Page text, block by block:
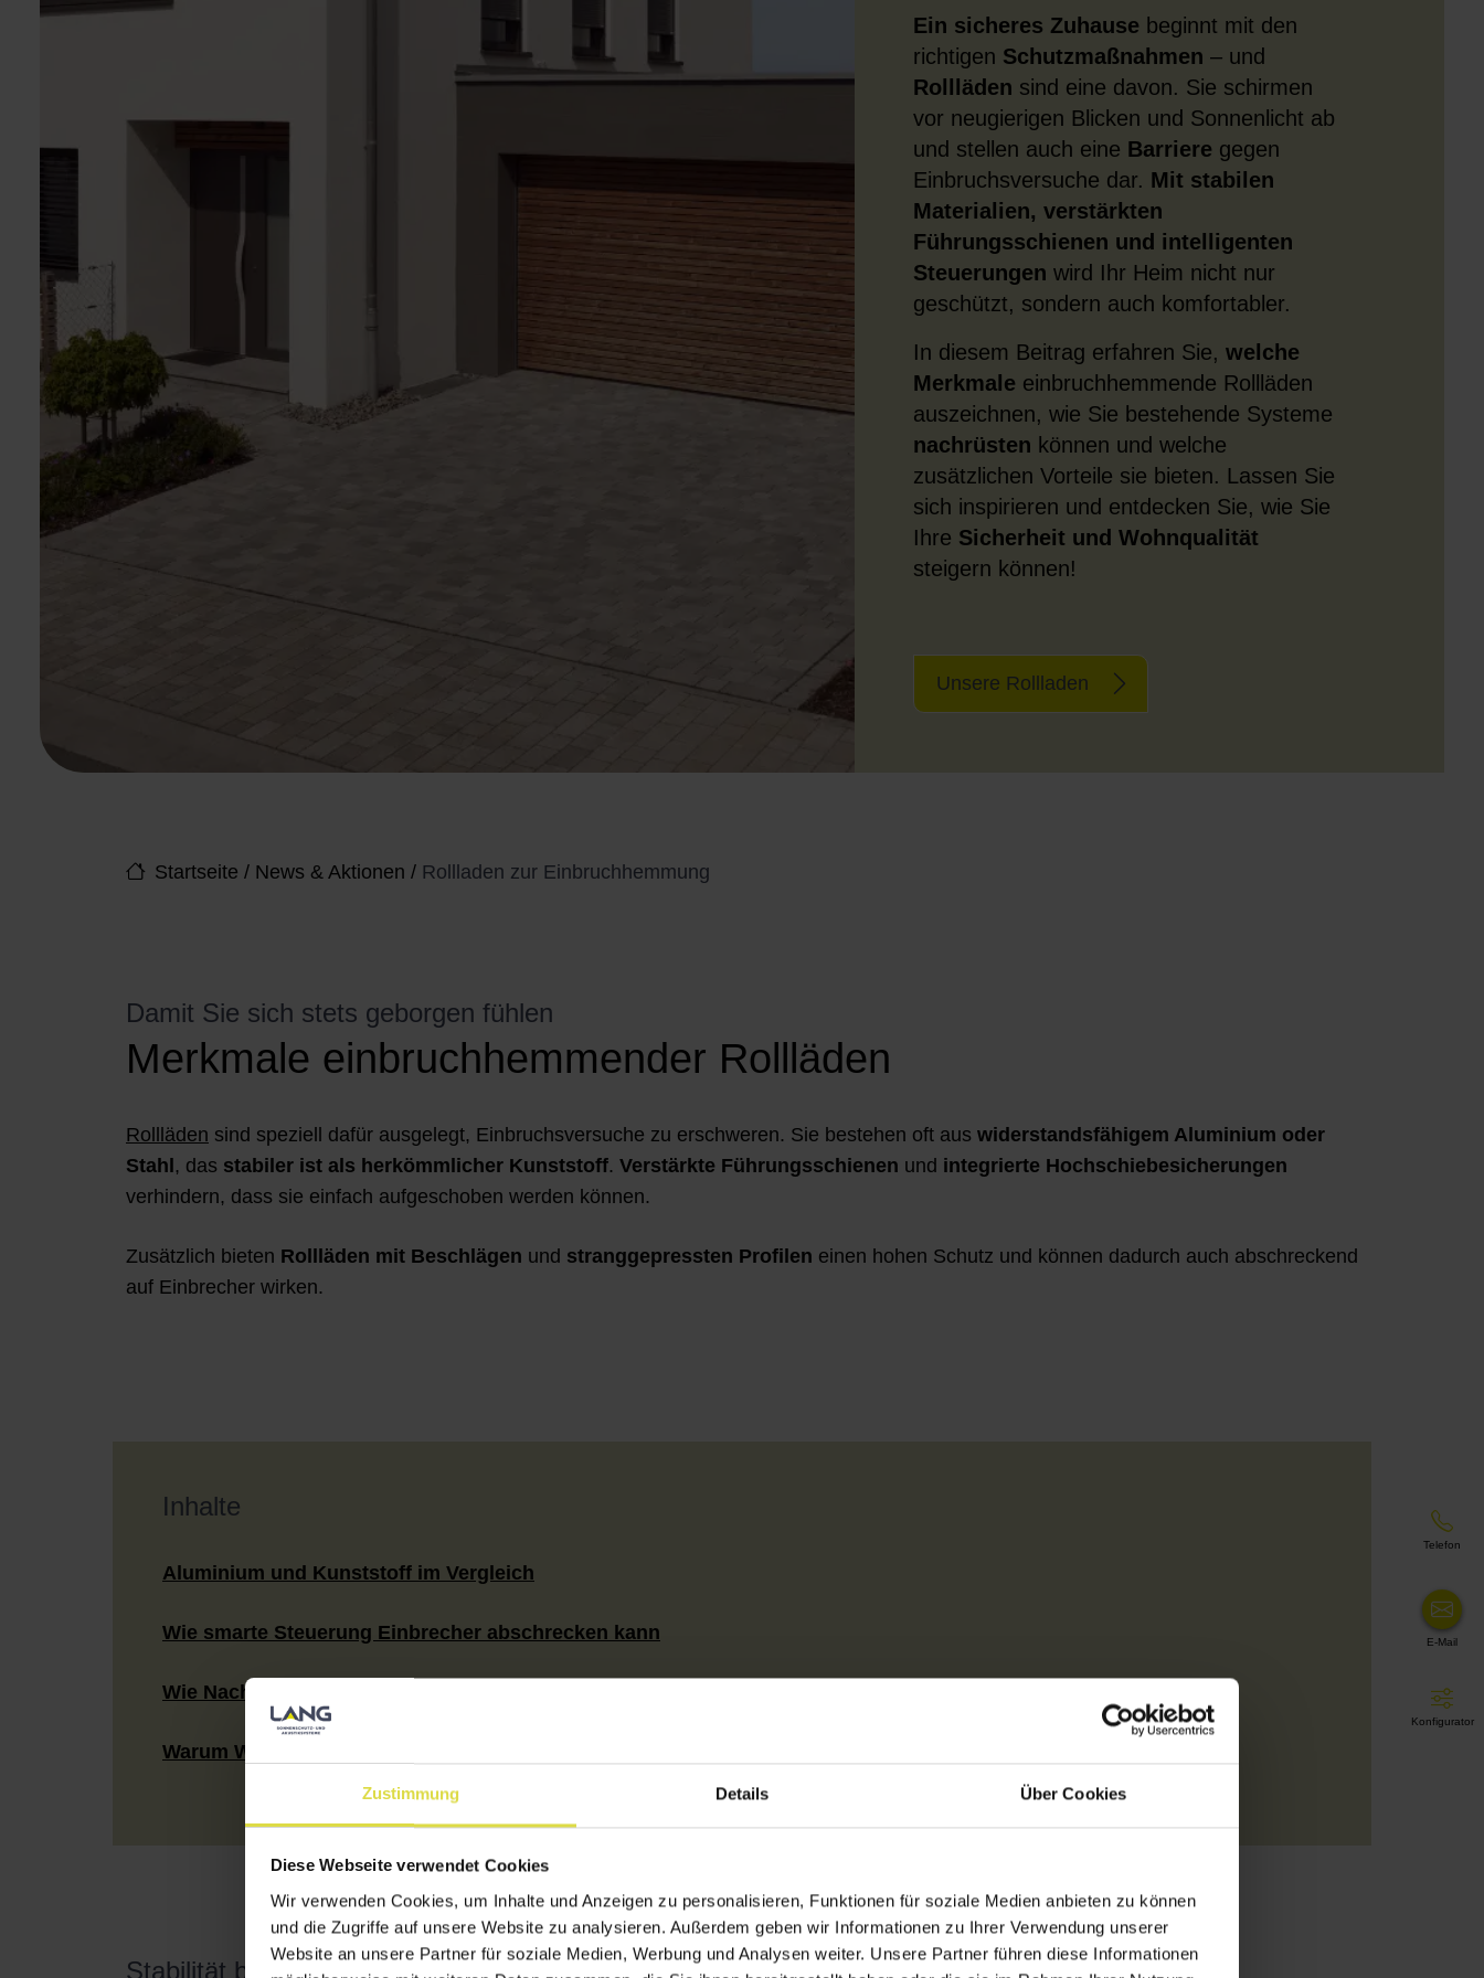
Zustimmung Details Über Cookies
Diese Webseite verwendet Cookies
Wir verwenden Cookies, um Inhalte und Anzeigen zu personalisieren, Funktionen für soziale Medien anbieten zu können
und die Zugriffe auf unsere Website zu analysieren. Außerdem geben wir Informationen zu Ihrer Verwendung unserer
Website an unsere Partner für soziale Medien, Werbung und Analysen weiter. Unsere Partner führen diese Informationen
Startseite / News & Aktionen / Rollladen zur Einbruchhemmung
Ein sicheres Zuhause beginnt mit den
richtigen Schutzmaßnahmen – und
Rollläden sind eine davon. Sie schirmen
vor neugierigen Blicken und Sonnenlicht ab
und stellen auch eine Barriere gegen
Einbruchsversuche dar. Mit stabilen
Materialien, verstärkten
Führungsschienen und intelligenten
Steuerungen wird Ihr Heim nicht nur
geschützt, sondern auch komfortabler.
In diesem Beitrag erfahren Sie,welche
Merkmale einbruchhemmende Rollläden
auszeichnen, wie Sie bestehende Systeme
nachrüsten können und welche
zusätzlichen Vorteile sie bieten. Lassen Sie
sich inspirieren und entdecken Sie, wie Sie
Ihre Sicherheit und Wohnqualität
steigern können!
Unsere Rollladen
Damit Sie sich stets geborgen fühlen
Merkmale einbruchhemmender Rollläden
Rollläden sind speziell dafür ausgelegt, Einbruchsversuche zu erschweren. Sie bestehen oft aus widerstandsfähigem Aluminium oder
Stahl, das stabiler ist als herkömmlicher Kunststoff. Verstärkte Führungsschienen und integrierte Hochschiebesicherungen
verhindern, dass sie einfach aufgeschoben werden können.
Zusätzlich bieten Rollläden mit Beschlägen und stranggepressten Profilen einen hohen Schutz und können dadurch auch abschreckend
auf Einbrecher wirken.
Inhalte
Aluminium und Kunststoff im Vergleich
Wie smarte Steuerung Einbrecher abschrecken kann
Wie Nachrüstung den Schutz verbessern kann
Warum Wartung den Schutz erhält
Stabilität beginnt beim Material
Telefon
E-Mail
Konfigurator